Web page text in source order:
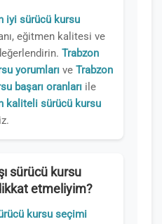
iyi sürücü kursu
eğitmen kalitesi ve
Trabzon
yorumları ve Trabzon
başarı oranları ile
kaliteli sürücü kursu
sürücü kursu
etmeliyim?
kursu seçimi